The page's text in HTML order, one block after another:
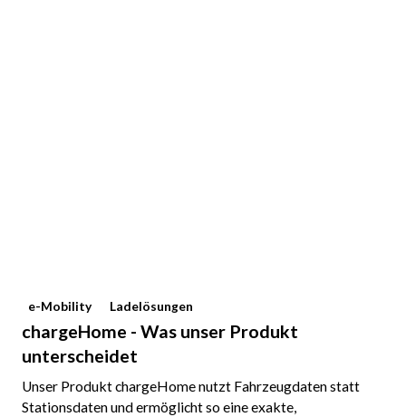
e-Mobility Ladelösungen
chargeHome - Was unser Produkt
unterscheidet
Unser Produkt chargeHome nutzt Fahrzeugdaten statt
Stationsdaten und ermöglicht so eine exakte,